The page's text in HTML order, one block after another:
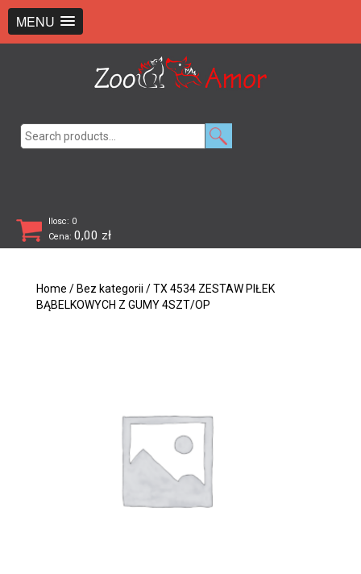
MENU
Ilosc: 0
Cena: 0,00 zł
Home / Bez kategorii / TX 4534 ZESTAW PIŁEK
BĄBELKOWYCH Z GUMY 4SZT/OP